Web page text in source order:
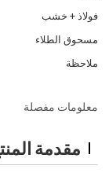
فولاذ + خشب
مسحوق الطلاء
ملاحظة
معلومات مفصلة
مقدمة